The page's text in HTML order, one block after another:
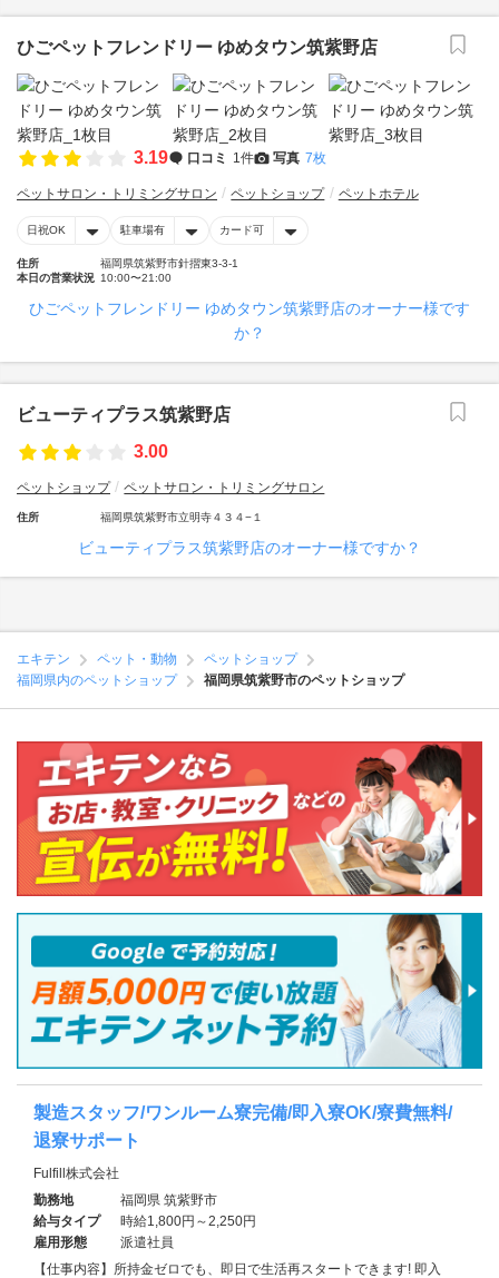
ひごペットフレンドリー ゆめタウン筑紫野店
3.19 口コミ 1件 写真 7枚
ペットサロン・トリミングサロン ペットショップ ペットホテル
日祝OK 駐車場有 カード可
住所
福岡県筑紫野市針摺東3-3-1
本日の営業状況 10:00〜21:00
ひごペットフレンドリー ゆめタウン筑紫野店のオーナー様です
か？
ビューティプラス筑紫野店
3.00
ペットショップ ペットサロン・トリミングサロン
住所 福岡県筑紫野市立明寺４３４−１
ビューティプラス筑紫野店のオーナー様ですか？
エキテン ペット・動物
ペットショップ
福岡県内のペットショップ
福岡県筑紫野市のペットショップ
製造スタッフ/ワンルーム寮完備/即入寮OK/寮費無料/
退寮サポート
Fulfill株式会社
勤務地
福岡県 筑紫野市
給与タイプ
時給1,800円～2,250円
雇用形態
派遣社員
【仕事内容】所持金ゼロでも、即日で生活再スタートできます! 即入